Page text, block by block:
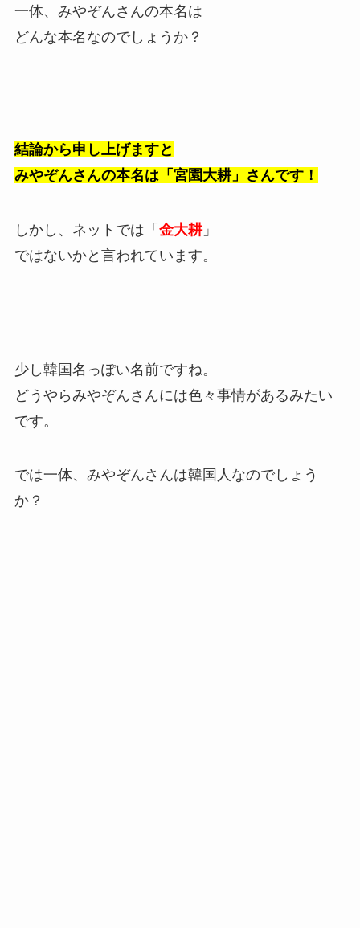
一体、みやぞんさんの本名は
どんな本名なのでしょうか？
結論から申し上げますと
みやぞんさんの本名は「宮園大耕」さんです！
しかし、ネットでは「 金大耕」
ではないかと言われています。
少し韓国名っぽい名前ですね。
どうやらみやぞんさんには色々事情があるみたい
です。
では一体、みやぞんさんは韓国人なのでしょう
か？